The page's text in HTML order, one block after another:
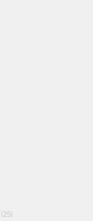
(25)